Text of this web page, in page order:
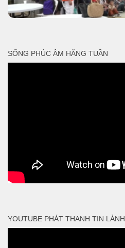
SỐNG PHÚC ÂM HẰNG TUẦN
YOUTUBE PHÁT THANH TIN LÀNH